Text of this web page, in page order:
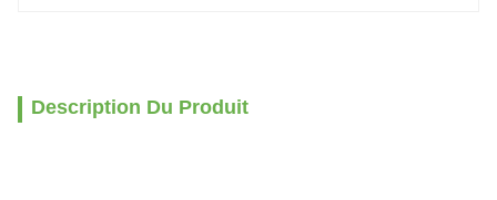
Description Du Produit